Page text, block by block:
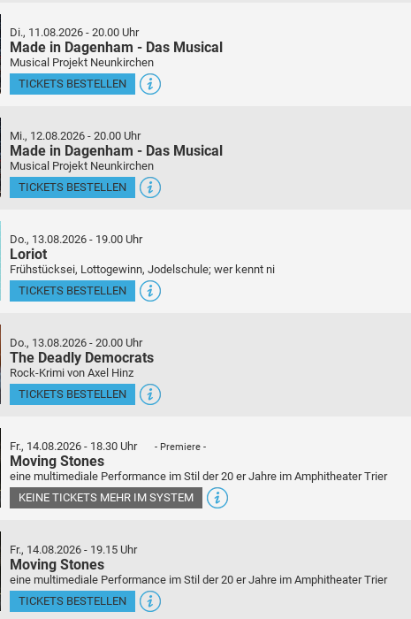
Di., 11.08.2026 - 20.00 Uhr
Made in Dagenham - Das Musical
Musical Projekt Neunkirchen
TICKETS BESTELLEN
Mi., 12.08.2026 - 20.00 Uhr
Made in Dagenham - Das Musical
Musical Projekt Neunkirchen
TICKETS BESTELLEN
Do., 13.08.2026 - 19.00 Uhr
Loriot
Frühstücksei, Lottogewinn, Jodelschule; wer kennt ni
TICKETS BESTELLEN
Do., 13.08.2026 - 20.00 Uhr
The Deadly Democrats
Rock-Krimi von Axel Hinz
TICKETS BESTELLEN
Fr., 14.08.2026 - 18.30 Uhr - Premiere -
Moving Stones
eine multimediale Performance im Stil der 20 er Jahre im Amphitheater Trier
KEINE TICKETS MEHR IM SYSTEM
Fr., 14.08.2026 - 19.15 Uhr
Moving Stones
eine multimediale Performance im Stil der 20 er Jahre im Amphitheater Trier
TICKETS BESTELLEN